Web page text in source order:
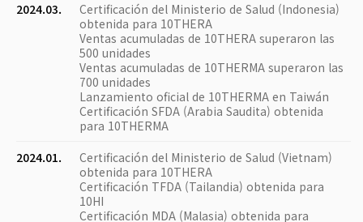
2024.03.
Certificación del Ministerio de Salud (Indonesia)
obtenida para 10THERA
Ventas acumuladas de 10THERA superaron las
500 unidades
Ventas acumuladas de 10THERMA superaron las
700 unidades
Lanzamiento oficial de 10THERMA en Taiwán
Certificación SFDA (Arabia Saudita) obtenida
para 10THERMA
2024.01.
Certificación del Ministerio de Salud (Vietnam)
obtenida para 10THERA
Certificación TFDA (Tailandia) obtenida para
10HI
Certificación MDA (Malasia) obtenida para